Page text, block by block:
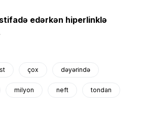
edərkən hiperlinklə
çox dəyərində
milyon neft tondan